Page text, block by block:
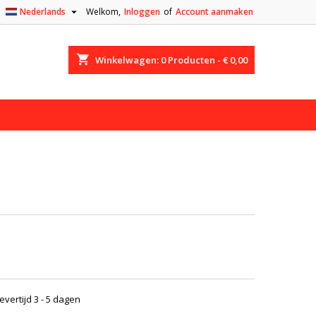
Welkom, Inloggen of Account aanmaken
Nederlands 
shopping_cart Winkelwagen: 0Producten - € 0,00
3 - 5 dagen